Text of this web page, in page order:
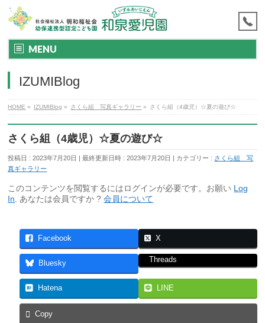
MENU
IZUMIBlog
HOME » IZUMIBlog » さくら組 写真ギャラリー » さくら組（4歳児）☆夏の遊び☆
さくら組（4歳児）☆夏の遊び☆
投稿日 : 2023年7月20日 最終更新日時 : 2023年7月20日 カテゴリー : さくら組 写
真ギャラリー
このコンテンツを閲覧するにはログインが必要です。お願い Log
In . あなたは会員ですか ?会員について
Facebook X
Bluesky Threads
Hatena LINE
Copy